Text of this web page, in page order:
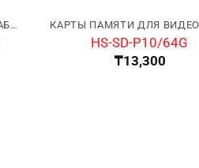
КАРТЫ ПАМЯТИ ДЛЯ ВИДЕОНАБЛЮДЕНИЯ
HS-SD-P10/64G
₸13,300